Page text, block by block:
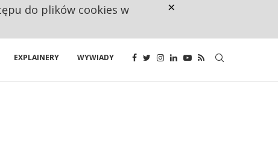
EXPLAINERY WYWIADY
do plików cookies w
×